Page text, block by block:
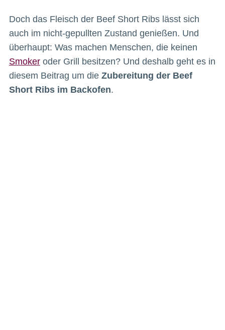
Doch das Fleisch der Beef Short Ribs lässt sich
auch im nicht-gepullten Zustand genießen. Und
überhaupt: Was machen Menschen, die keinen
Smokeroder Grill besitzen? Und deshalb geht es in
diesem Beitrag um die Zubereitung der Beef
Short Ribs im Backofen.